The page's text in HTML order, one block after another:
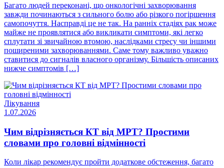
Багато людей переконані, що онкологічні захворювання
завжди починаються з сильного болю або різкого погіршення
самопочуття. Насправді це не так. На ранніх стадіях рак може
майже не проявлятися або викликати симптоми, які легко
сплутати зі звичайною втомою, наслідками стресу чи іншими
поширеними захворюваннями. Саме тому важливо уважно
ставитися до сигналів власного організму. Більшість описаних
нижче симптомів […]
Лікування
1.07.2026
Чим відрізняється КТ від МРТ? Простими
словами про головні відмінності
Коли лікар рекомендує пройти додаткове обстеження, багато